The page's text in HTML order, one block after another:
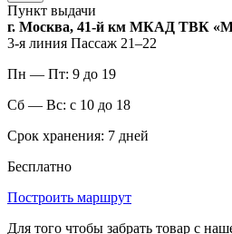
Пункт выдачи
г. Москва, 41-й км МКАД ТВК
3-я линия Пассаж 21–22
Пн — Пт: 9 до 19
Сб — Вс: с 10 до 18
Срок хранения: 7 дней
Бесплатно
Построить маршрут
Для того чтобы забрать товар с